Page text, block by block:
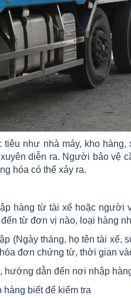
như nhà máy, kho
diễn ra. Người bảo vệ
hóa có thể xảy ra.
hàng từ tài xế hoặc
từ đơn vị nào, loại hàng
(Ngày tháng, họ tên tài xế,
đơn chứng từ, thời gian
hướng dẫn đến nơi nhập
hàng biết để kiểm tra